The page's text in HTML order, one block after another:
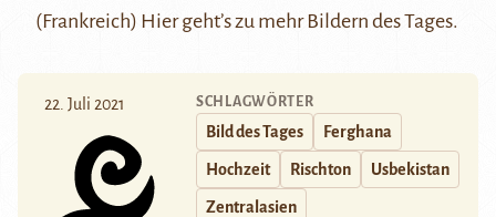
(Frankreich) Hiergeht’s zu mehr Bildern des Tages.
22. Juli 2021 SCHLAGWÖRTER
Bild des Tages Ferghana
Hochzeit Rischton Usbekistan
Zentralasien